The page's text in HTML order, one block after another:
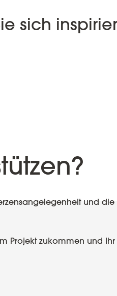
sich
und
Projekt zukommen und